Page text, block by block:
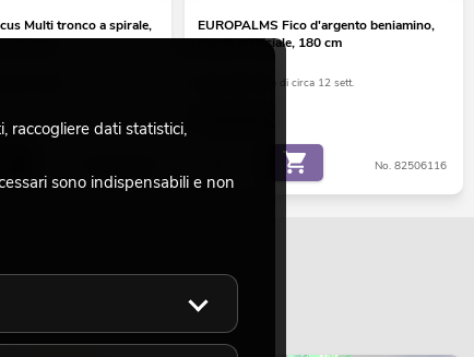
Multi tronco a spirale,
130 cm
EUROPALMS Fico d'argento beniamino,
pianta artificiale, 180 cm
La giacenza è di circa 12 sett.
No. 82506116
raccogliere dati statistici,
sono indispensabili e non